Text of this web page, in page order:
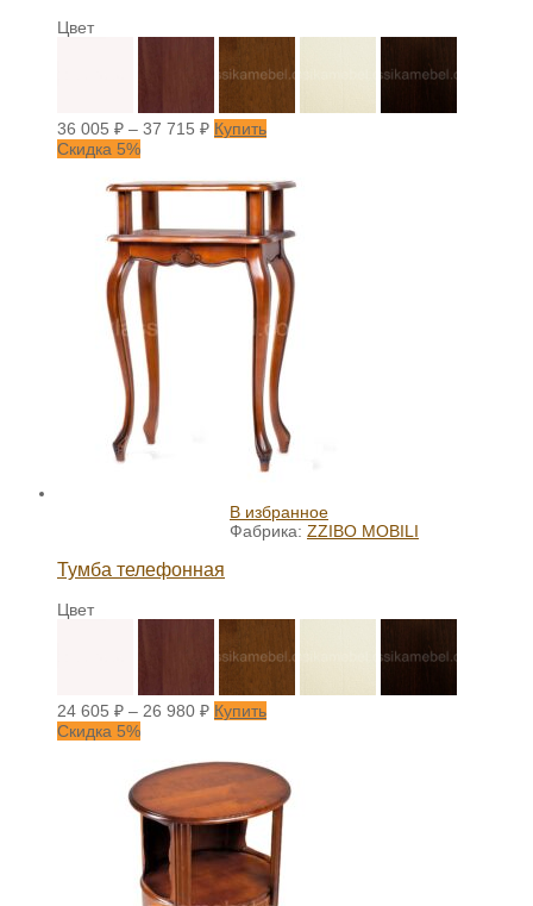
Цвет
36 005 ₽ – 37 715 ₽ Купить
Скидка 5%
В избранное
Фабрика: ZZIBO MOBILI
Тумба телефонная
Цвет
24 605 ₽ – 26 980 ₽ Купить
Скидка 5%